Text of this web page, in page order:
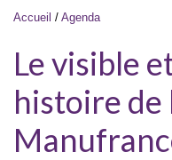
Vous êtes ici
Accueil / Agenda
Le visible
histoire de